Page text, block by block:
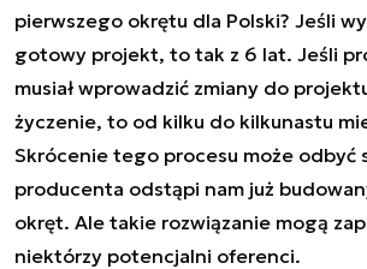
pierwszego okrętu dla Polski? Jeśli
gotowy projekt, to tak z 6 lat. Jeśli
musiał wprowadzić zmiany do
życzenie, to od kilku do kilkunastu
Skrócenie tego procesu może odbyć
producenta odstąpi nam już
okręt. Ale takie rozwiązanie mogą
niektórzy potencjalni oferenci.